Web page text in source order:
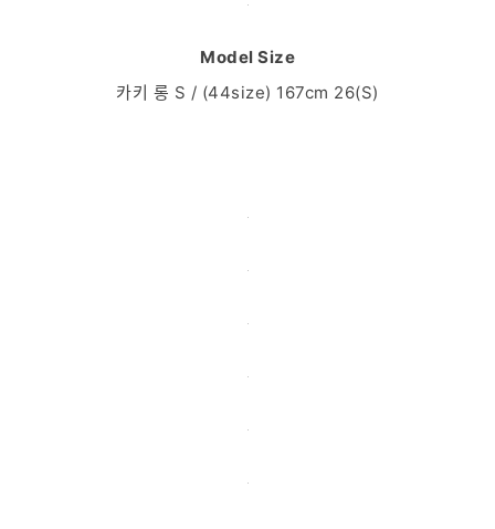
Model Size
카키 롱 S / (44size) 167cm 26(S)